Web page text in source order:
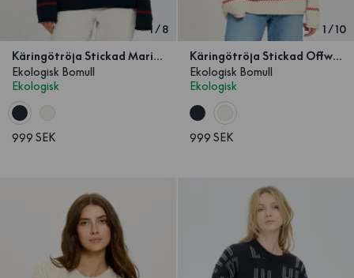
1/8
Käringötröja Stickad Marinblå
Ekologisk Bomull
Ekologisk
999 SEK
1/10
Käringötröja Stickad Offwhite Unisex
Ekologisk Bomull
Ekologisk
999 SEK